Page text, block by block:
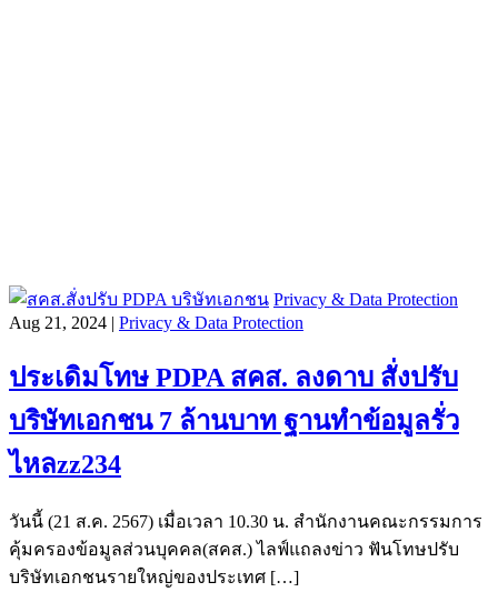
Privacy & Data Protection
Aug 21, 2024 | Privacy & Data Protection
ประเดิมโทษ PDPA สคส. ลงดาบ สั่งปรับ
บริษัทเอกชน 7 ล้านบาท ฐานทำข้อมูลรั่ว
ไหลzz234
วันนี้ (21 ส.ค. 2567) เมื่อเวลา 10.30 น. สำนักงานคณะกรรมการ
คุ้มครองข้อมูลส่วนบุคคล(สคส.) ไลฟ์แถลงข่าว ฟันโทษปรับ
บริษัทเอกชนรายใหญ่ของประเทศ […]